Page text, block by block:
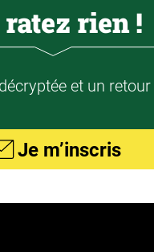
rien !
et un
Je m’inscris